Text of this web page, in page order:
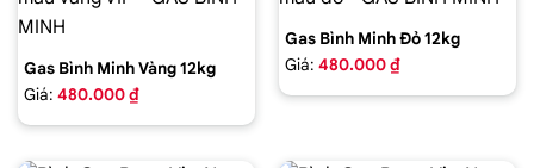
Gas Bình Minh Vàng 12kg
Giá: 480.000 ₫
Gas Bình Minh Đỏ 12kg
Giá: 480.000 ₫